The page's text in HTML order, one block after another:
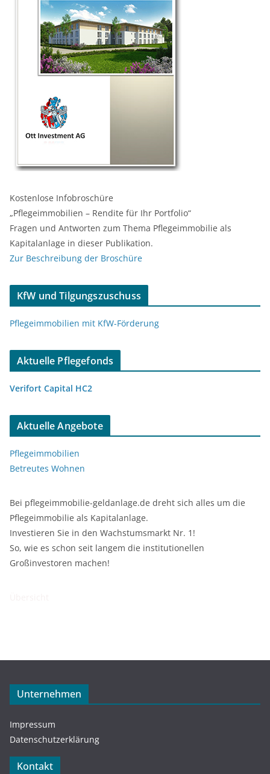
Kostenlose Infobroschüre
„Pflegeimmobilien – Rendite für Ihr Portfolio“
Fragen und Antworten zum Thema Pflegeimmobilie als
Kapitalanlage in dieser Publikation.
Zur Beschreibung der Broschüre
KfW und Tilgungszuschuss
Pflegeimmobilien mit KfW-Förderung
Aktuelle Pflegefonds
Verifort Capital HC2
Aktuelle Angebote
Pflegeimmobilien
Betreutes Wohnen
Bei pflegeimmobilie-geldanlage.de dreht sich alles um die
Pflegeimmobilie als Kapitalanlage.
Investieren Sie in den Wachstumsmarkt Nr. 1!
So, wie es schon seit langem die institutionellen
Großinvestoren machen!
Unternehmen
Impressum
Datenschutzerklärung
Kontakt